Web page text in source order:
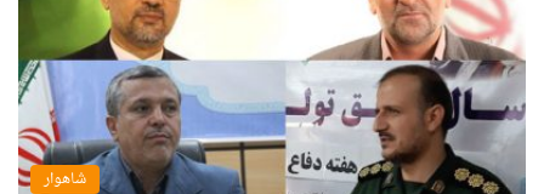
شاهوار